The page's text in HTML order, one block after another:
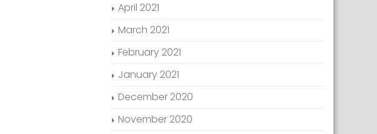
April 2021
March 2021
February 2021
January 2021
December 2020
November 2020